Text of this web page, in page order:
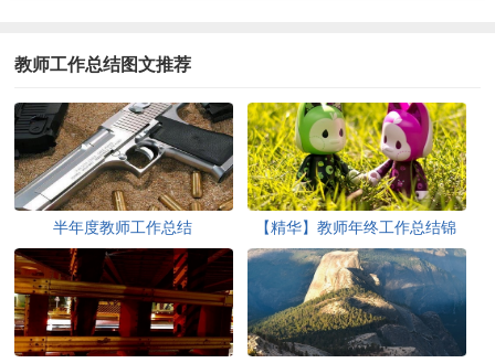
教师工作总结图文推荐
半年度教师工作总结
【精华】教师年终工作总结锦
集10篇